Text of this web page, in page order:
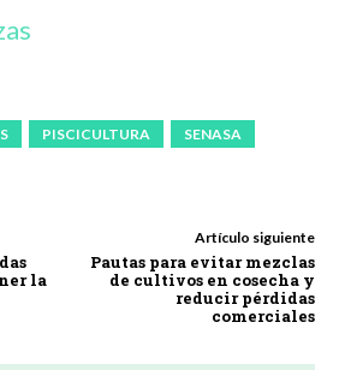
PISCICULTURA
SENASA
la
Artículo siguiente
Pautas para evitar mezclas
de cultivos en cosecha y
reducir pérdidas
comerciales